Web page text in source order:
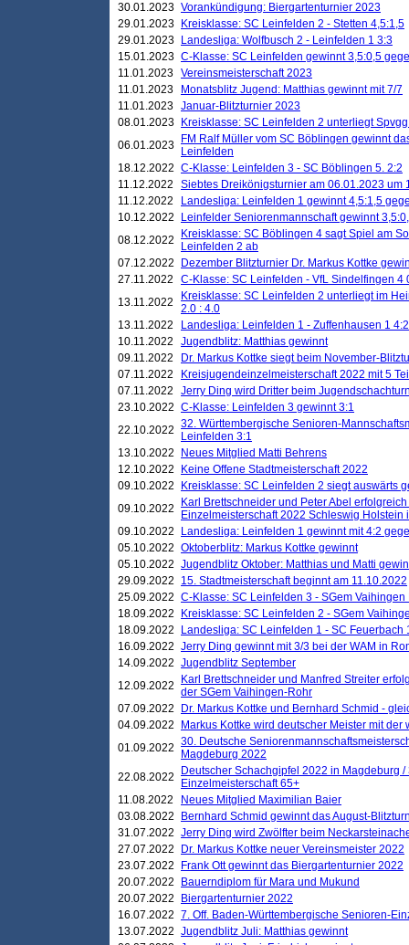
30.01.2023 Vorankündigung: Biergartenturnier 2023
29.01.2023
Kreisklasse: SC Leinfelden 2 - Stetten 4,5:1,5
29.01.2023
Landesliga: Wolfbusch 2 - Leinfelden 1 3:3
15.01.2023 C-Klasse: SC Leinfelden gewinnt 3,5:0,5
11.01.2023 Vereinsmeisterschaft 2023
11.01.2023
Monatsblitz Jugend: Matthias gewinnt mit 7/7
11.01.2023 Januar-Blitzturnier 2023
08.01.2023
Kreisklasse: SC Leinfelden 2 unterliegt
06.01.2023
FM Ralf Müller vom SC Böblingen gewinnt
Leinfelden
18.12.2022 C-Klasse: Leinfelden 3 - SC Böblingen 5. 2:2
11.12.2022
Siebtes Dreikönigsturnier am 06.01.2023 um
11.12.2022
Landesliga: Leinfelden 1 gewinnt 4,5:1,5
10.12.2022
Leinfelder Seniorenmannschaft gewinnt
08.12.2022
Kreisklasse: SC Böblingen 4 sagt Spiel am
Leinfelden 2 ab
07.12.2022
Dezember Blitzturnier Dr. Markus Kottke
27.11.2022
C-Klasse: SC Leinfelden - VfL Sindelfingen 4
13.11.2022
Kreisklasse: SC Leinfelden 2 unterliegt im
2.0 : 4.0
13.11.2022
Landesliga: Leinfelden 1 - Zuffenhausen 1 4:2
10.11.2022
Jugendblitz: Matthias gewinnt
09.11.2022
Dr. Markus Kottke siegt beim November-
07.11.2022
Kreisjugendeinzelmeisterschaft 2022 mit 5
07.11.2022
Jerry Ding wird Dritter beim
23.10.2022 C-Klasse: Leinfelden 3 gewinnt 3:1
22.10.2022 32. Württembergische Senioren-
Leinfelden 3:1
13.10.2022
Neues Mitglied Matti Behrens
12.10.2022
Keine Offene Stadtmeisterschaft 2022
09.10.2022
Kreisklasse: SC Leinfelden 2 siegt auswärts
09.10.2022
Karl Brettschneider und Peter Abel
Einzelmeisterschaft 2022 Schleswig Holstein
09.10.2022
Landesliga: Leinfelden 1 gewinnt mit 4:2
05.10.2022 Oktoberblitz: Markus Kottke gewinnt
05.10.2022 Jugendblitz Oktober: Matthias und Matti
29.09.2022
15. Stadtmeisterschaft beginnt am 11.10.2022
25.09.2022 C-Klasse: SC Leinfelden 3 - SGem Vaihingen
18.09.2022
Kreisklasse: SC Leinfelden 2 - SGem
18.09.2022
Landesliga: SC Leinfelden 1 - SC Feuerbach
16.09.2022 Jerry Ding gewinnt mit 3/3 bei der WAM in
14.09.2022 Jugendblitz September
12.09.2022
Karl Brettschneider und Manfred Streiter
der SGem Vaihingen-Rohr
07.09.2022
Dr. Markus Kottke und Bernhard Schmid -
04.09.2022
Markus Kottke wird deutscher Meister mit
01.09.2022 30. Deutsche
Magdeburg 2022
22.08.2022
Deutscher Schachgipfel 2022 in Magdeburg
Einzelmeisterschaft 65+
11.08.2022
Neues Mitglied Maximilian Baier
03.08.2022
Bernhard Schmid gewinnt das August-
31.07.2022 Jerry Ding wird Zwölfter beim
27.07.2022
Dr. Markus Kottke neuer Vereinsmeister 2022
23.07.2022
Frank Ott gewinnt das Biergartenturnier 2022
20.07.2022
Bauerndiplom für Mara und Mukund
20.07.2022
Biergartenturnier 2022
16.07.2022 7. Off. Baden-Württembergische Senioren-
13.07.2022 Jugendblitz Juli: Matthias gewinnt